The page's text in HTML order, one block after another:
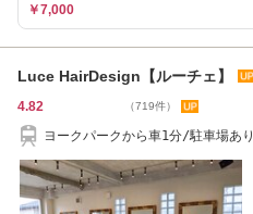
￥7,000
Luce HairDesign【ルーチェ】
4.82 （719件）
ヨークパークから車1分/駐車場あり